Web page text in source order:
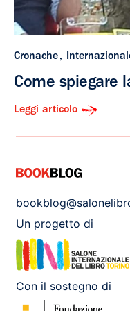
Cronache
Come spiegare
Leggi articolo
Un progetto di
Con il sostegno di